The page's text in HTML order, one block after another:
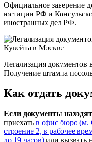
Официальное заверение
юстиции РФ и
иностранных дел РФ.
Легализация документов
Получение штампа
Как отдать
Если документы
приехать в офис бюро (м.
строение 2, в рабочее
до 19 часов) или вызвать